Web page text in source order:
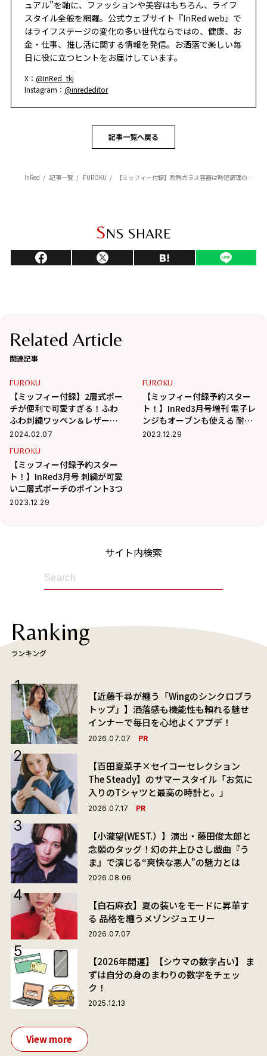
ュアル”を軸に、ファッションや美容はもちろん、ライフ
スタイル全般を網羅。公式ウェブサイト『InRed web』で
はライフステージの変化の多い世代ならではの、健康、お
金・仕事、推し活に関する情報を発信。お洒落で楽しい毎
日に役に立つヒントをお届けしています。
X：@InRed_tkj
Instagram：@inrededitor
記事一覧へ戻る
InRed 記事一覧 FUROKU 【ミッフィー付録】耐熱ガラス容器は時短調理のお助けアイテム！
SNS SHARE
Related Article
関連記事
FUROKU
【ミッフィー付録】2層式ポー
チが便利で可愛すぎる！ふわ
ふわ刺繍ワッペン＆レザー調
で高見え！
2024.02.07
FUROKU
【ミッフィー付録予約スター
ト！】InRed3月号増刊 電子レ
ンジもオーブンも使える 耐熱
ガラス保存容器
2023.12.29
FUROKU
【ミッフィー付録予約スター
ト！】InRed3月号 刺繍が可愛
い二層式ポーチのポイント3つ
2023.12.29
サイト内検索
Ranking
ランキング
【近藤千尋が纏う「Wingのシンクロブラ
トップ」】洒落感も機能性も頼れる魅せ
インナーで毎日を心地よくアプデ！
2026.07.07 PR
【百田夏菜子×セイコーセレクション
The Steady】のサマースタイル「お気に
入りのTシャツと最高の時計と。」
2026.07.17 PR
【小瀧望(WEST.）】演出・藤田俊太郎と
念願のタッグ！幻の井上ひさし戯曲『う
ま』で演じる“爽快な悪人”の魅力とは
2026.08.06
【白石麻衣】夏の装いをモードに昇華す
る 品格を纏うメゾンジュエリー
2026.07.07
【2026年開運】【シウマの数字占い】 ま
ずは自分の身のまわりの数字をチェッ
ク！
2025.12.13
View more